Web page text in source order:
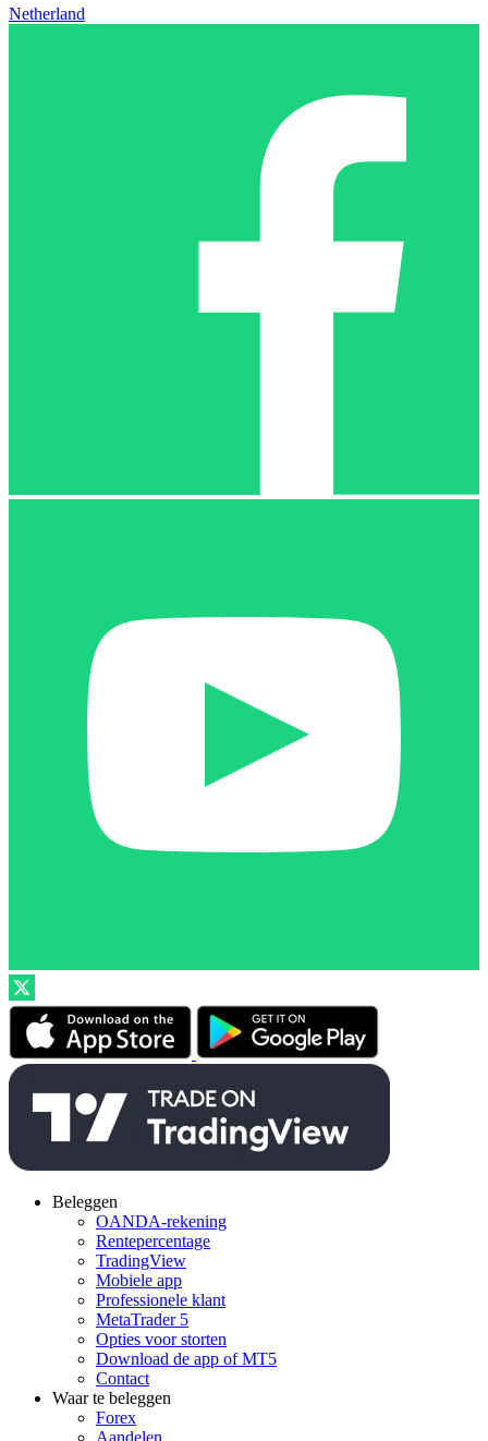
Netherland
Beleggen
OANDA-rekening
Rentepercentage
TradingView
Mobiele app
Professionele klant
MetaTrader 5
Opties voor storten
Download de app of MT5
Contact
Waar te beleggen
Forex
Aandelen